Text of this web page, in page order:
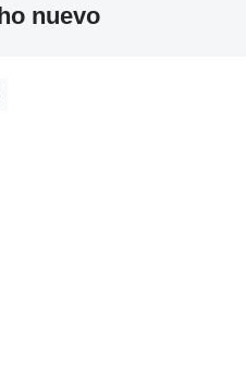
nuevo